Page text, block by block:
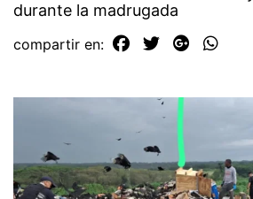
durante la madrugada
compartir en: